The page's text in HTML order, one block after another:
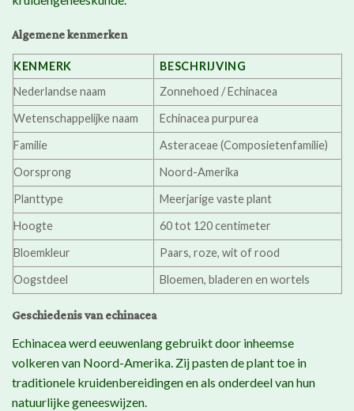
Algemene kenmerken
KENMERK
BESCHRIJVING
Nederlandse naam
Zonnehoed / Echinacea
Wetenschappelijke naam
Echinacea purpurea
Familie
Asteraceae (Composietenfamilie)
Oorsprong
Noord-Amerika
Planttype
Meerjarige vaste plant
Hoogte
60 tot 120 centimeter
Bloemkleur
Paars, roze, wit of rood
Oogstdeel
Bloemen, bladeren en wortels
Geschiedenis van echinacea
Echinacea werd eeuwenlang gebruikt door inheemse
volkeren van Noord-Amerika. Zij pasten de plant toe in
traditionele kruidenbereidingen en als onderdeel van hun
natuurlijke geneeswijzen.